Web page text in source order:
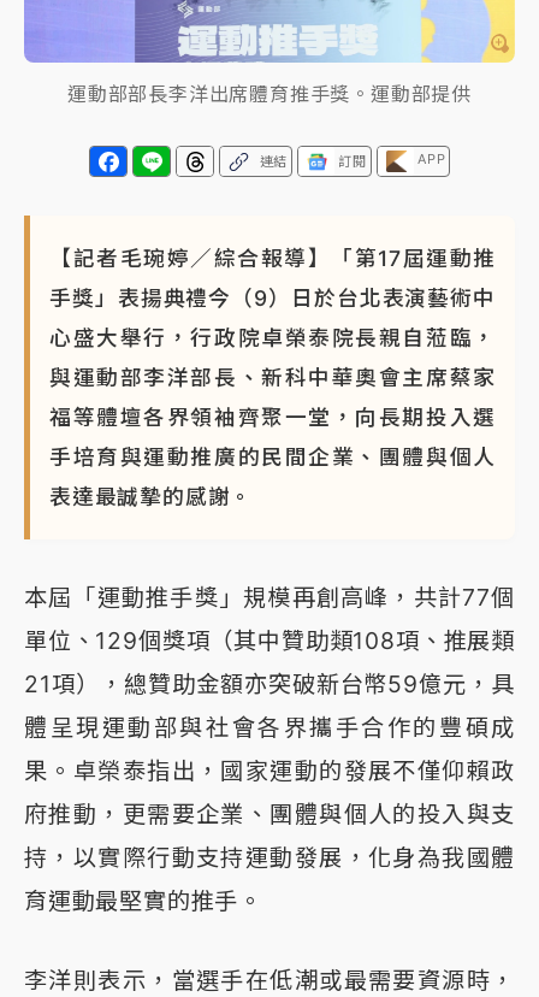
運動部部長李洋出席體育推手獎。運動部提供
連結 訂閱 APP
【記者毛琬婷／綜合報導】「第17屆運動推
手獎」表揚典禮今（9）日於台北表演藝術中
心盛大舉行，行政院卓榮泰院長親自蒞臨，
與運動部李洋部長、新科中華奧會主席蔡家
福等體壇各界領袖齊聚一堂，向長期投入選
手培育與運動推廣的民間企業、團體與個人
表達最誠摯的感謝。
本屆「運動推手獎」規模再創高峰，共計77個
單位、129個獎項（其中贊助類108項、推展類
21項），總贊助金額亦突破新台幣59億元，具
體呈現運動部與社會各界攜手合作的豐碩成
果。卓榮泰指出，國家運動的發展不僅仰賴政
府推動，更需要企業、團體與個人的投入與支
持，以實際行動支持運動發展，化身為我國體
育運動最堅實的推手。
李洋則表示，當選手在低潮或最需要資源時，